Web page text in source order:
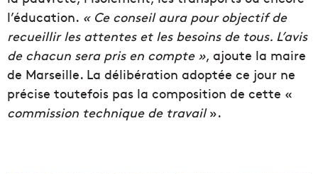
l’éducation. « Ce conseil aura pour objectif de
recueillir les attentes et les besoins de tous. L’avis
de chacun sera pris en compte », ajoute la maire
de Marseille. La délibération adoptée ce jour ne
précise toutefois pas la composition de cette «
commission technique de travail».